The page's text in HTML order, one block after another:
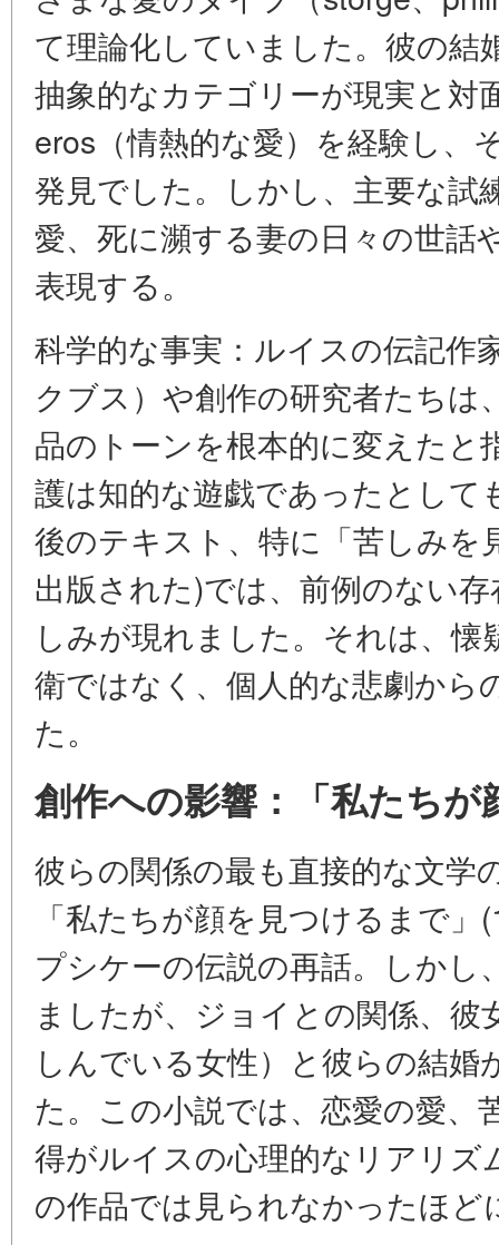
て理論化していました。彼の結
抽象的なカテゴリーが現実と対
eros（情熱的な愛）を経験し、
発見でした。しかし、主要な
愛、死に瀕する妻の日々の世話
表現する。
科学的な事実：ルイスの伝記作
クブス）や創作の研究者たちは
品のトーンを根本的に変えたと
護は知的な遊戯であったとして
後のテキスト、特に「苦しみを
出版された)では、前例のない
しみが現れました。それは、
衛ではなく、個人的な悲劇から
た。
創作への影響：「私たち
彼らの関係の最も直接的な文学
「私たちが顔を見つけるまで
プシケーの伝説の再話。しかし
ましたが、ジョイとの関係、彼
しんでいる女性）と彼らの結
た。この小説では、恋愛の愛、
得がルイスの心理的なリアリズ
の作品では見られなかったほ